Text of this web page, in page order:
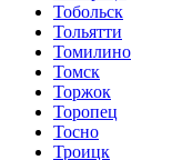
Тобольск
Тольятти
Томилино
Томск
Торжок
Торопец
Тосно
Троицк